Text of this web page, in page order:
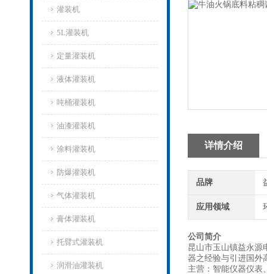
灌装机
5L灌装机
定量灌装机
液体灌装机
吨桶灌装机
油漆灌装机
涂料灌装机
防爆灌装机
气体灌装机
膏体灌装机
托臂式灌装机
润滑油灌装机
详情介绍
品牌
应用领域
公司简介
昆山市玉山镇益永源
器之经验与引进国外
主营：智能仪器仪表